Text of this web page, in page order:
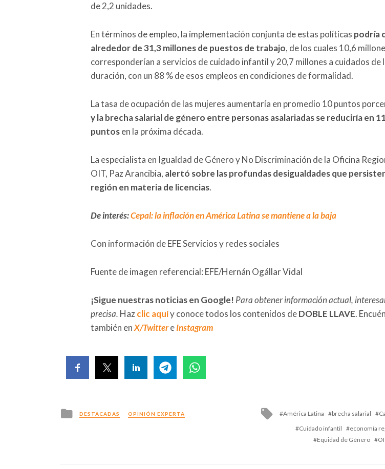
de 2,2 unidades.
En términos de empleo, la implementación conjunta de estas políticas podría
alrededor de 31,3 millones de puestos de trabajo, de los cuales 10,6
corresponderían a servicios de cuidado infantil y 20,7 millones a cuidados de
duración, con un 88 % de esos empleos en condiciones de formalidad.
La tasa de ocupación de las mujeres aumentaría en promedio 10 puntos
y la brecha salarial de género entre personas asalariadas se reduciría en
puntosen la próxima década.
La especialista en Igualdad de Género y No Discriminación de la Oficina
OIT, Paz Arancibia, alertó sobre las profundas desigualdades que
región en materia de licencias.
De interés:Cepal: la inflación en América Latina se mantiene a la baja
Con información de EFE Servicios y redes sociales
Fuente de imagen referencial: EFE/Hernán Ogállar Vidal
¡Sigue nuestras noticias en Google! Para obtener información actual,
precisa. Hazclic aquíy conoce todos los contenidos deDOBLE LLAVE.
también enX/TwittereInstagram
Posted
in
DESTACADAS OPINIÓN EXPERTA
Tagged
América Latina brecha salarial
Cuidado infantil
economía
Equidad de Género